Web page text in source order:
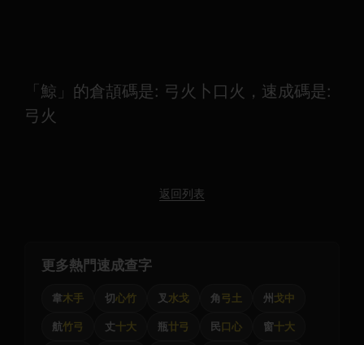
「鯨」的倉頡碼是: 弓火卜口火，速成碼是:
弓火
返回列表
更多熱門速成查字
韋木手 切心竹 叉 水戈 角弓土 州 戈中
航竹弓 丈十大 瓶廿弓 民口心 窗十大